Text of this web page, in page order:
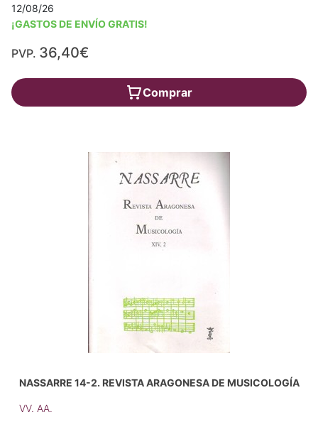
12/08/26
¡GASTOS DE ENVÍO GRATIS!
PVP. 36,40€
Comprar
NASSARRE 14-2. REVISTA ARAGONESA DE MUSICOLOGÍA
VV. AA.